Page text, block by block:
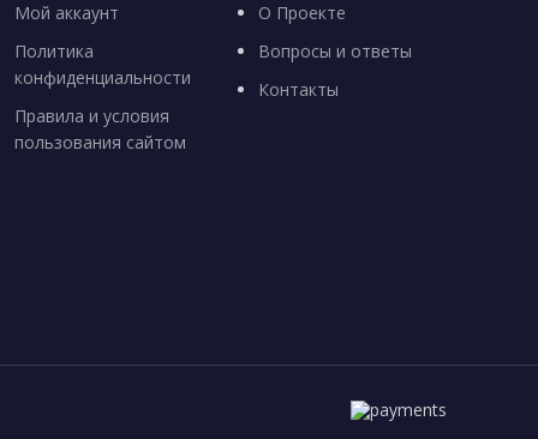
Мой аккаунт
Политика
конфиденциальности
Правила и условия
пользования сайтом
О Проекте
Вопросы и ответы
Контакты